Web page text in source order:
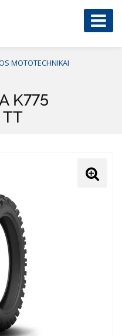
MOTOTECHNIKAI
K775
TT